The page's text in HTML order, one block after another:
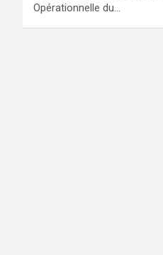
Opérationnelle du…